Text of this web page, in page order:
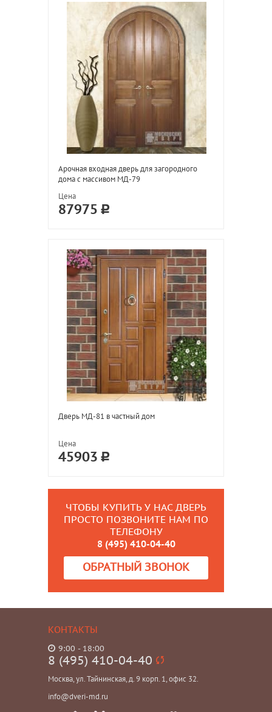
Арочная входная дверь для загородного
дома с массивом МД-79
Цена
87975
Дверь МД-81 в частный дом
Цена
45903
ЧТОБЫ КУПИТЬ У НАС ДВЕРЬ
ПРОСТО ПОЗВОНИТЕ НАМ ПО
ТЕЛЕФОНУ
8 (495) 410-04-40
ОБРАТНЫЙ ЗВОНОК
КОНТАКТЫ
9:00 - 18:00
8 (495) 410-04-40
Москва, ул. Тайнинская, д. 9 корп. 1, офис 32.
info@dveri-md.ru